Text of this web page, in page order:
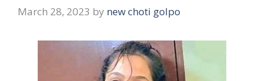
March 28, 2023 by new choti golpo